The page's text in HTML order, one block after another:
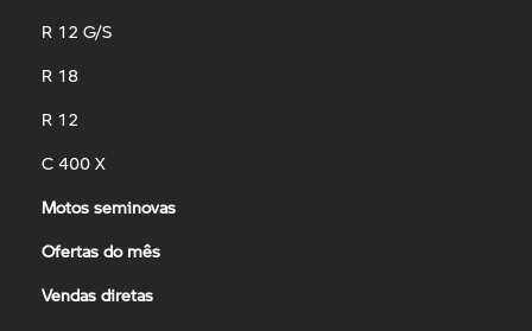
R 12 G/S
R 18
R 12
C 400 X
Motos seminovas
Ofertas do mês
Vendas diretas